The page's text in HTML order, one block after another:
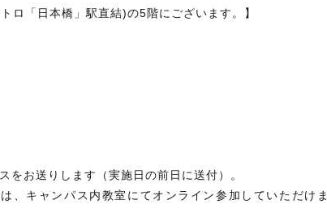
「日本橋」駅直結)の5階にございます。】
をお送りします（実施日の前日に送付）。
、キャンパス内教室にてオンライン参加していただけま